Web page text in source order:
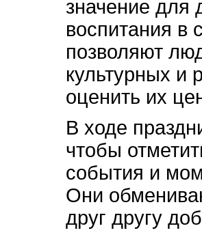
значение для
воспитания в
позволяют
культурных и
оценить их
В ходе
чтобы
события и
Они
друг другу